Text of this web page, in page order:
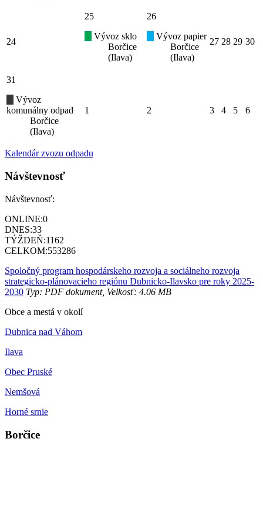
24
25
Vývoz sklo
Borčice
(Ilava)
26
Vývoz papier
Borčice
(Ilava)
27 28 29 30
31
Vývoz
komunálny odpad
Borčice
(Ilava)
1 2 3 4 5 6
Kalendár zvozu odpadu
Návštevnosť
Návštevnosť:
ONLINE:0
DNES:33
TÝŽDEŇ:1162
CELKOM:553286
Spoločný program hospodárskeho rozvoja a sociálneho rozvoja
strategicko-plánovacieho regiónu Dubnicko-Ilavsko pre roky 2025-
2030 Typ: PDF dokument, Velkosť: 4.06 MB
Obce a mestá v okolí
Dubnica nad Váhom
Ilava
Obec Pruské
Nemšová
Horné srnie
Borčice